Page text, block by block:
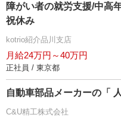
障がい者の就労支援/中高
祝休み
kotrio紹介品川支店
月給24万円～40万円
正社員 / 東京都
自動車部品メーカーの「
C&U精工株式会社